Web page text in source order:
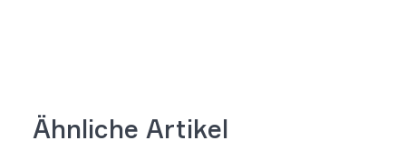
Ähnliche Artikel